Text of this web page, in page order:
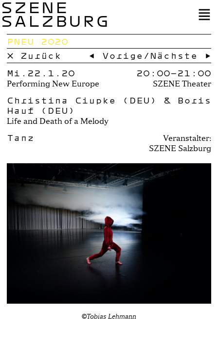
SZENE
SALZBURG
PNEU 2020
× Zurück
← Vorige / Nächste →
Mi.22.1.20
Performing New Europe
20:00–21:00
SZENE Theater
Christina Ciupke (DEU) & Boris
Hauf (DEU)
Life and Death of a Melody
Tanz
Veranstalter:
SZENE Salzburg
©Tobias Lehmann